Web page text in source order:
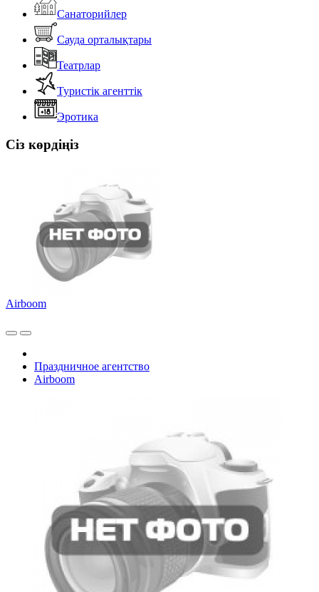
Санаторийлер
Сауда орталықтары
Театрлар
Туристік агенттік
Эротика
Сіз көрдіңіз
Airboom
Праздничное агентство
Airboom